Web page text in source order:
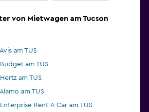
von Mietwagen am Tucson
am TUS
am TUS
am TUS
am TUS
Rent-A-Car am TUS